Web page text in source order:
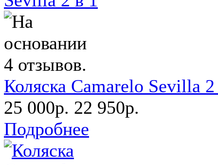
Коляска Camarelo Sevilla
25 000р. 22 950р.
Подробнее